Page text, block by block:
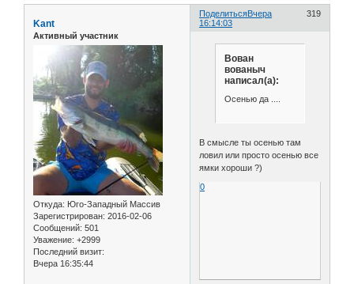
Поделиться 319
Вчера
16:14:03
Kant
Активный участник
Откуда: Юго-Западный Массив
Зарегистрирован: 2016-02-06
Сообщений: 501
Уважение: +2999
Последний визит:
Вчера 16:35:44
Вован
вованыч
написал(а):
Осенью да ....
В смысле ты осенью там
ловил или просто осенью все
ямки хороши ?)
0